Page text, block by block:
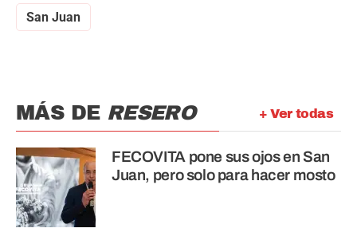
San Juan
+ Ver todas
MÁS DE RESERO
FECOVITA pone sus ojos en San
Juan, pero solo para hacer mosto